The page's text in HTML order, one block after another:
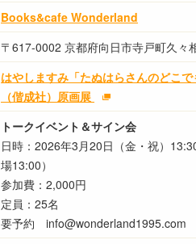
Books&cafe Wonderland
〒617-0002 京都府向日市寺戸町久々
はやしますみ「たぬはらさんのどこで
（偕成社）原画展
トークイベント＆サイン会
日時：2026年3月20日（金・祝）
場13:00）
参加費：2,000円
定員：25名
要予約 info@wonderland1995.com